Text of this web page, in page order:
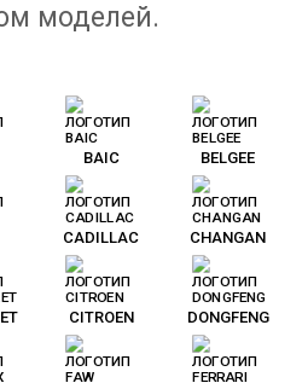
моделей.
BAIC BELGEE
CADILLAC CHANGAN
CITROEN DONGFENG